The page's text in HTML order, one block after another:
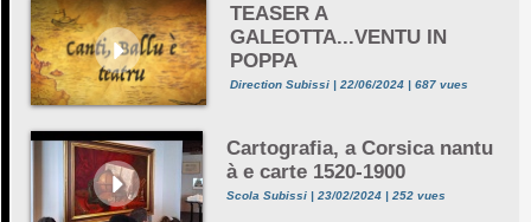
TEASER A
GALEOTTA...VENTU IN
POPPA
Direction Subissi | 22/06/2024 | 687 vues
Cartografia, a Corsica nantu
à e carte 1520-1900
Scola Subissi | 23/02/2024 | 252 vues